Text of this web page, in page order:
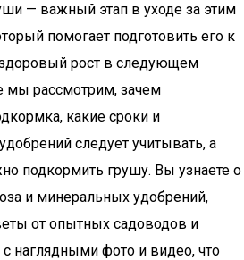
— важный этап в уходе за этим
помогает подготовить его к
рост в следующем
мы рассмотрим, зачем
какие сроки и
следует учитывать, а
подкормить грушу. Вы узнаете о
и минеральных удобрений,
от опытных садоводов и
наглядными фото и видео, что